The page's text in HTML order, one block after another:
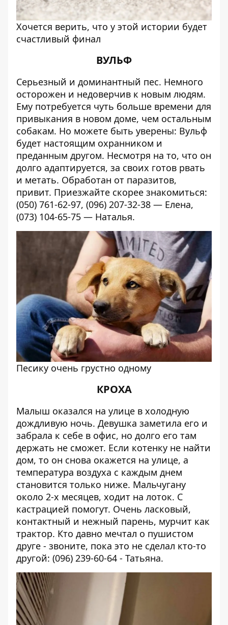
Хочется верить, что у этой истории будет
счастливый финал
ВУЛЬФ
Серьезный и доминантный пес. Немного
осторожен и недоверчив к новым людям.
Ему потребуется чуть больше времени для
привыкания в новом доме, чем остальным
собакам. Но можете быть уверены: Вульф
будет настоящим охранником и
преданным другом. Несмотря на то, что он
долго адаптируется, за своих готов рвать
и метать. Обработан от паразитов,
привит. Приезжайте скорее знакомиться:
(050) 761-62-97, (096) 207-32-38 — Елена,
(073) 104-65-75 — Наталья.
Песику очень грустно одному
КРОХА
Малыш оказался на улице в холодную
дождливую ночь. Девушка заметила его и
забрала к себе в офис, но долго его там
держать не сможет. Если котенку не найти
дом, то он снова окажется на улице, а
температура воздуха с каждым днем
становится только ниже. Мальчугану
около 2-х месяцев, ходит на лоток. С
кастрацией помогут. Очень ласковый,
контактный и нежный парень, мурчит как
трактор. Кто давно мечтал о пушистом
друге - звоните, пока это не сделал кто-то
другой: (096) 239-60-64 - Татьяна.